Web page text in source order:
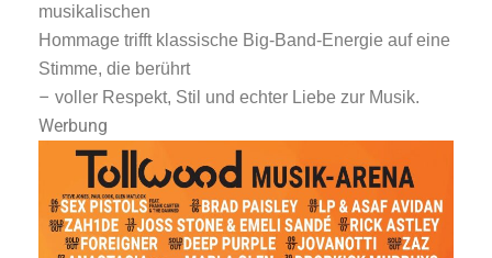
musikalischen
Hommage trifft klassische Big-Band-Energie auf eine
Stimme, die berührt
– voller Respekt, Stil und echter Liebe zur Musik.
Werbung